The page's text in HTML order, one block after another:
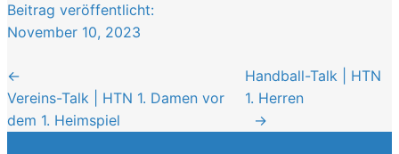
Beitrag veröffentlicht:
November 10, 2023
←
Vereins-Talk | HTN 1. Damen vor
dem 1. Heimspiel
Handball-Talk | HTN
1. Herren
→